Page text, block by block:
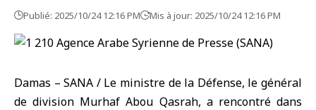
Publié: 2025/10/24 12:16 PM Mis à jour: 2025/10/24 12:16 PM
Damas – SANA / Le ministre de la Défense, le général
de division Murhaf Abou Qasrah, a rencontré dans